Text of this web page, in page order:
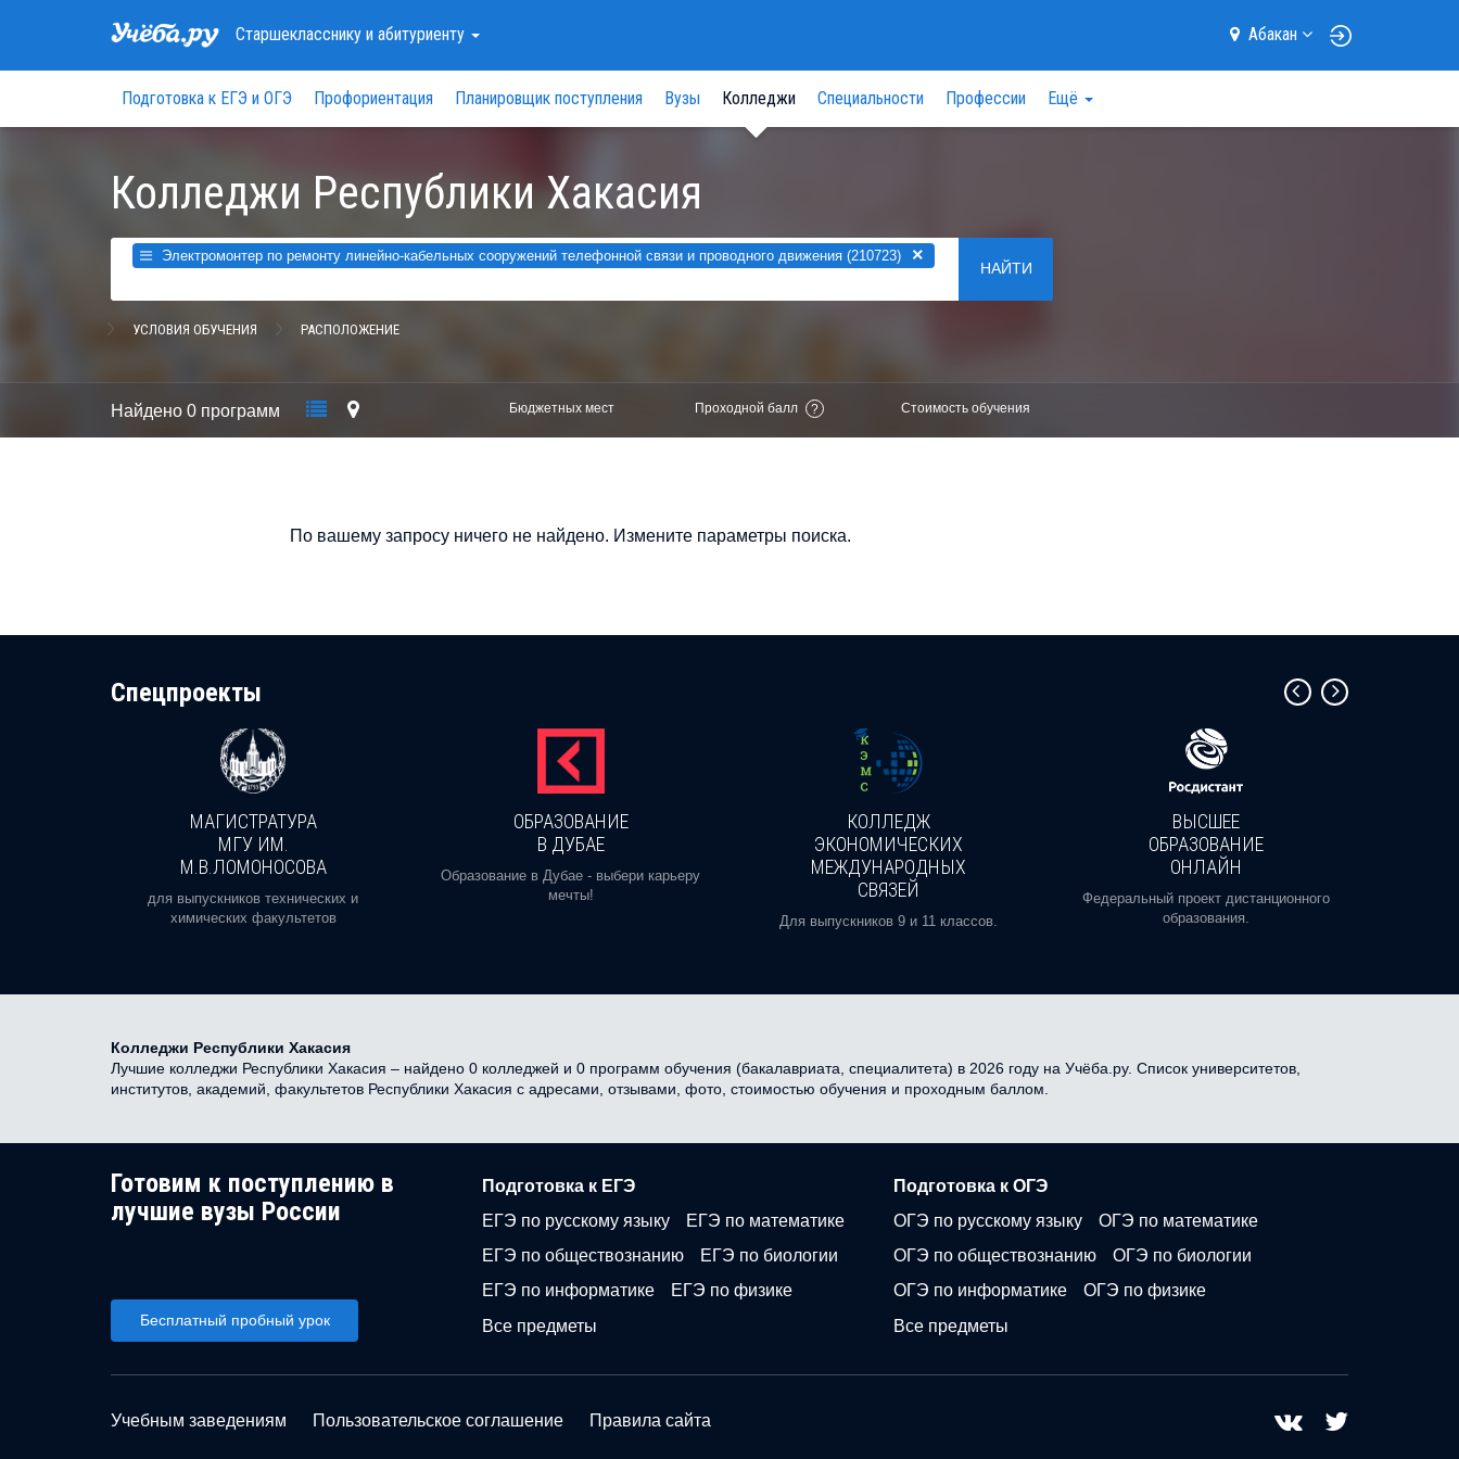
Старшеклассникуи абитуриенту Абакан
Подготовка к ЕГЭ и ОГЭ Профориентация Планировщик поступления Вузы Колледжи Специальности Профессии Ещё
Колледжи Республики Хакасия
Электромонтер по ремонту линейно-кабельных сооружений телефонной связи и проводного движения (210723) ×
НАЙТИ
УСЛОВИЯ ОБУЧЕНИЯ РАСПОЛОЖЕНИЕ
Найдено 0 программ Бюджетных мест Проходной балл ? Стоимость обучения
По вашему запросу ничего не найдено. Измените параметры поиска.
Cпецпроекты
МАГИСТРАТУРА
МГУ ИМ.
М.В.ЛОМОНОСОВА
для выпускников технических и
химических факультетов
ОБРАЗОВАНИЕ
В ДУБАЕ
Образование в Дубае - выбери карьеру
мечты!
КОЛЛЕДЖ
ЭКОНОМИЧЕСКИХ
МЕЖДУНАРОДНЫХ
СВЯЗЕЙ
Для выпускников 9 и 11 классов.
ВЫСШЕЕ
ОБРАЗОВАНИЕ
ОНЛАЙН
Федеральный проект дистанционного
образования.
Колледжи Республики Хакасия
Лучшие колледжи Республики Хакасия – найдено 0 колледжей и 0 программ обучения (бакалавриата, специалитета) в 2026 году на Учёба.ру. Список университетов,
институтов, академий, факультетов Республики Хакасия с адресами, отзывами, фото, стоимостью обучения и проходным баллом.
Готовим к поступлению в
лучшие вузы России
Бесплатный пробный урок
Подготовка к ЕГЭ
ЕГЭ по русскому языку
ЕГЭ по математике
ЕГЭ по обществознанию
ЕГЭ по биологии
ЕГЭ по информатике
ЕГЭ по физике
Все предметы
Подготовка к ОГЭ
ОГЭ по русскому языку
ОГЭ по математике
ОГЭ по обществознанию
ОГЭ по биологии
ОГЭ по информатике
ОГЭ по физике
Все предметы
Учебным заведениям Пользовательское соглашение Правила сайта